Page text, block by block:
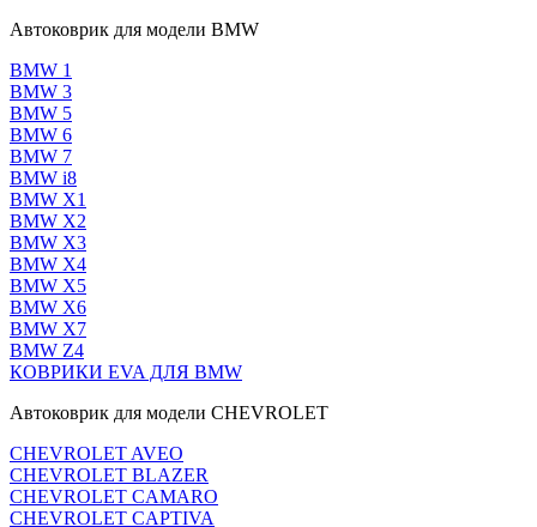
Автоковрик для модели BMW
BMW 1
BMW 3
BMW 5
BMW 6
BMW 7
BMW i8
BMW X1
BMW X2
BMW X3
BMW X4
BMW X5
BMW X6
BMW X7
BMW Z4
КОВРИКИ EVA ДЛЯ BMW
Автоковрик для модели CHEVROLET
CHEVROLET AVEO
CHEVROLET BLAZER
CHEVROLET CAMARO
CHEVROLET CAPTIVA